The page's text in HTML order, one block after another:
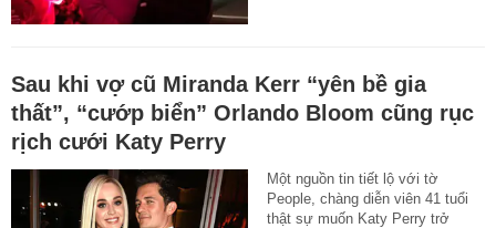
Sau khi vợ cũ Miranda Kerr “yên bề gia
thất”, “cướp biển” Orlando Bloom cũng rục
rịch cưới Katy Perry
Một nguồn tin tiết lộ với tờ
People, chàng diễn viên 41 tuổi
thật sự muốn Katy Perry trở